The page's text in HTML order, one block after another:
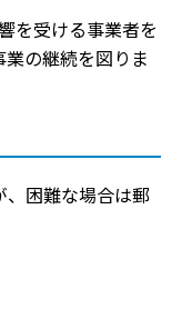
を受ける事業者を
の継続を図りま
、困難な場合は郵